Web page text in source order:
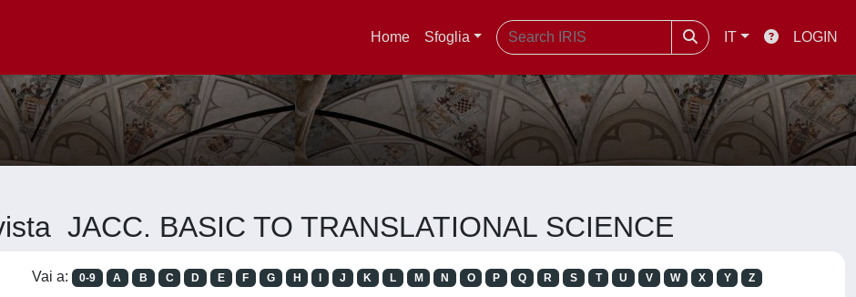
Home Sfoglia IT LOGIN
JACC. BASIC TO TRANSLATIONAL SCIENCE
Vai a: 0-9 A B C D E F G H J K L M N O P Q R S T U V W X Y Z